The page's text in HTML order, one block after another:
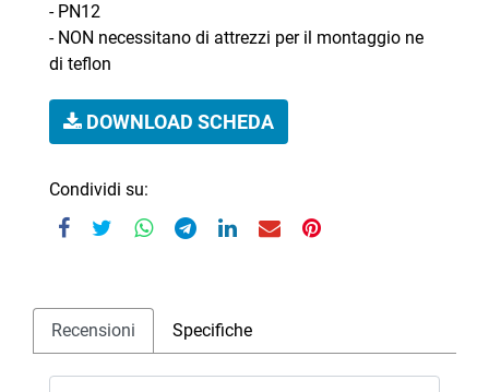
- PN12
- NON necessitano di attrezzi per il montaggio ne
di teflon
DOWNLOAD SCHEDA
Condividi su:
Recensioni Specifiche